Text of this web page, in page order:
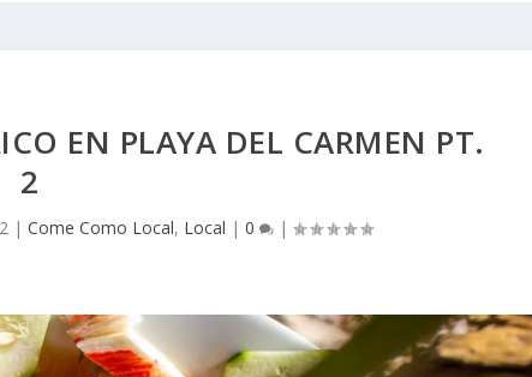
EN PLAYA DEL CARMEN PT.
2
| Come Como Local, Local | 0 |